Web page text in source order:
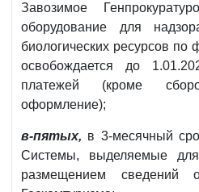
Завозимое
оборудование для
биологических ресурсов
освобождается до
платежей (кроме
оформление);
в-пятых, в 3-месячный
Системы, выделяемые
размещением